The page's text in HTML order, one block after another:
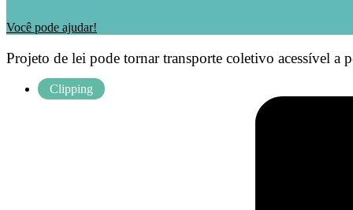
Você pode ajudar!
Projeto de lei pode tornar transporte coletivo acessível a
Clipping